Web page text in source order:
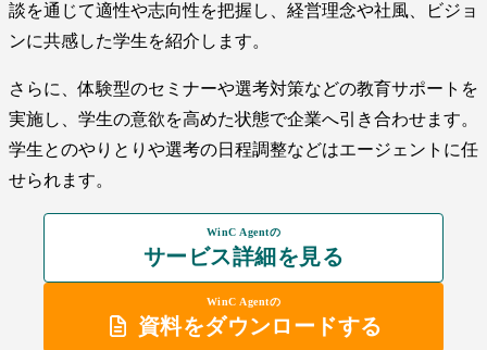
談を通じて適性や志向性を把握し、経営理念や社風、ビジョ
ンに共感した学生を紹介します。
さらに、体験型のセミナーや選考対策などの教育サポートを
実施し、学生の意欲を高めた状態で企業へ引き合わせます。
学生とのやりとりや選考の日程調整などはエージェントに任
せられます。
WinC Agentの
サービス詳細を見る
WinC Agentの
資料をダウンロードする